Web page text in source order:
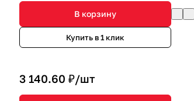
В корзину
Купить в 1 клик
3 140.60 ₽/шт